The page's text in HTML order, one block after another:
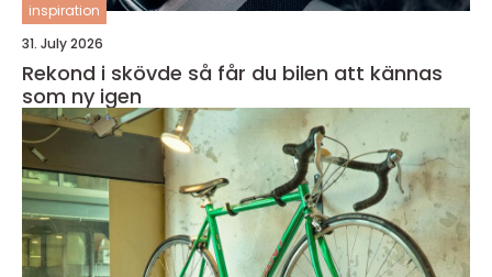
inspiration
31. July 2026
Rekond i skövde så får du bilen att kännas
som ny igen